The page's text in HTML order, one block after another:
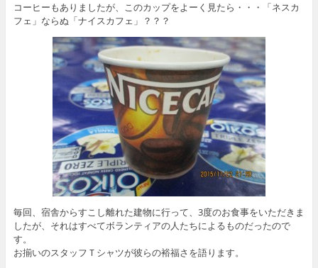
コーヒーもありましたが、このカップをよーく見たら・・・「ネスカ
フェ」ならぬ「ナイスカフェ」？？？
毎回、宿舎からすこし離れた建物に行って、3度のお食事をいただきま
したが、それはすべてボランティアの人たちによるものだったので
す。
お揃いのスタッフＴシャツが彼らの裕福さを語ります。